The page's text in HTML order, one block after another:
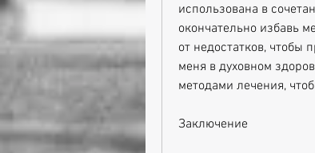
использована в
окончательно избавь
от недостатков, чтобы
меня в духовном
методами лечения,
Заключение